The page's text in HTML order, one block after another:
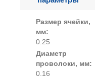
Размер ячейки,
мм:
0.25
Диаметр
проволоки, мм:
0.16